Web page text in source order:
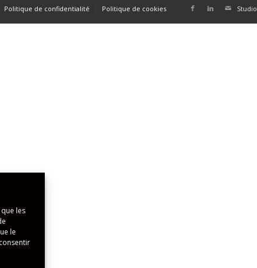
les
le
Politique de confidentialité Politique de cookies